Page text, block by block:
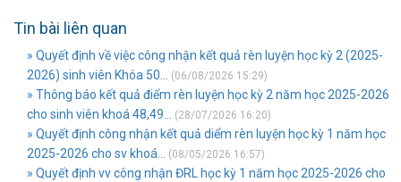
Tin bài liên quan
» Quyết định về việc công nhận kết quả rèn luyện học kỳ 2 (2025-
2026) sinh viên Khóa 50...
(06/08/2026 15:29)
» Thông báo kết quả điểm rèn luyện học kỳ 2 năm học 2025-2026
cho sinh viên khoá 48,49...
(28/07/2026 16:20)
» Quyết định công nhận kết quả diểm rèn luyện học kỳ 1 năm học
2025-2026 cho sv khoá...
(08/05/2026 16:57)
» Quyết định vv công nhận ĐRL học kỳ 1 năm học 2025-2026 cho